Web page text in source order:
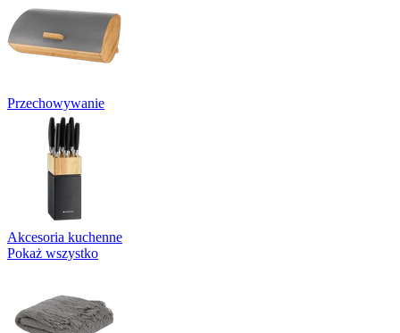
Przechowywanie
Akcesoria kuchenne
Pokaż wszystko